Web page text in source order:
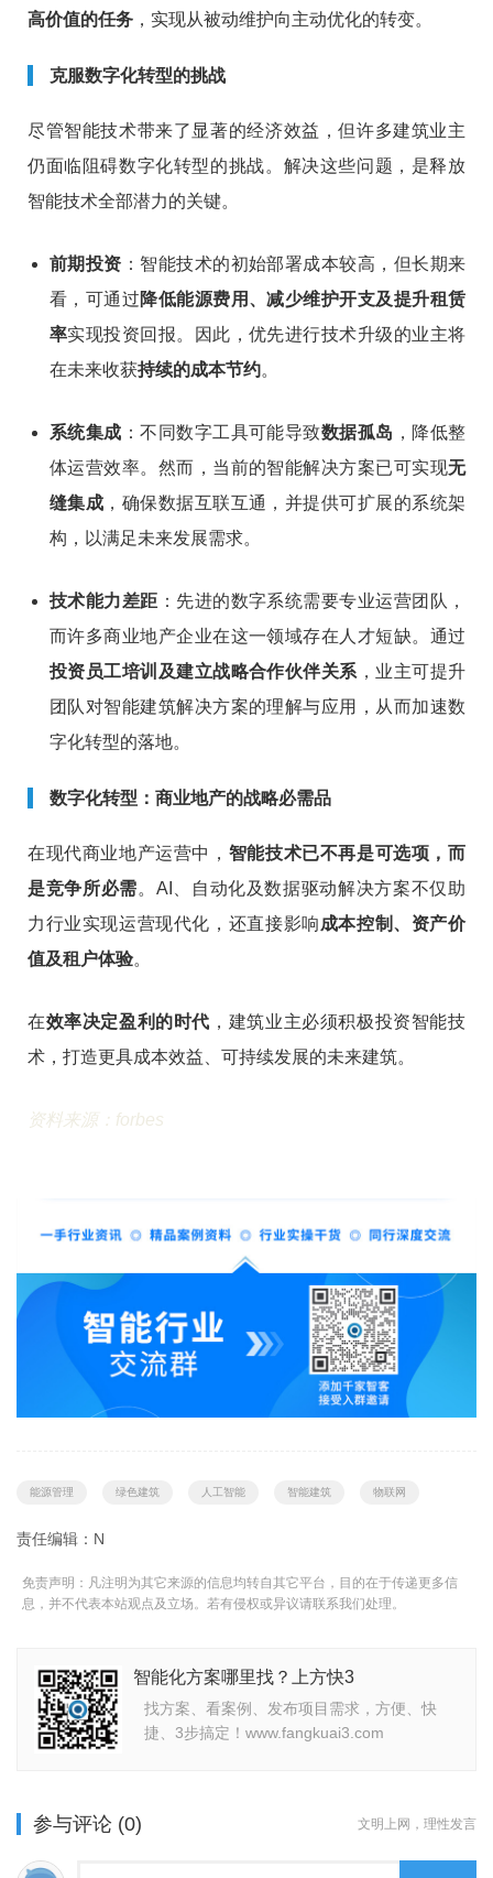
高价值的任务 ，实现从被动维护向主动优化的转变。
克服数字化转型的挑战
尽管智能技术带来了显著的经济效益，但许多建筑业主
仍面临阻碍数字化转型的挑战。解决这些问题，是释放
智能技术全部潜力的关键。
前期投资 ：智能技术的初始部署成本较高，但长期来
看，可通过降低能源费用、减少维护开支及提升租赁
率实现投资回报。因此，优先进行技术升级的业主将
在未来收获持续的成本节约。
系统集成 ：不同数字工具可能导致数据孤岛 ，降低整
体运营效率。然而，当前的智能解决方案已可实现无
缝集成 ，确保数据互联互通，并提供可扩展的系统架
构，以满足未来发展需求。
技术能力差距 ：先进的数字系统需要专业运营团队，
而许多商业地产企业在这一领域存在人才短缺。通过
投资员工培训及建立战略合作伙伴关系，业主可提升
团队对智能建筑解决方案的理解与应用，从而加速数
字化转型的落地。
数字化转型：商业地产的战略必需品
在现代商业地产运营中， 智能技术已不再是可选项，而
是竞争所必需。AI、自动化及数据驱动解决方案不仅助
力行业实现运营现代化，还直接影响成本控制、资产价
值及租户体验。
在效率决定盈利的时代 ，建筑业主必须积极投资智能技
术，打造更具成本效益、可持续发展的未来建筑。
资料来源： forbes
能源管理 绿色建筑 人工智能 智能建筑 物联网
责任编辑：N
免责声明：凡注明为其它来源的信息均转自其它平台，目的在于传递更多信
息，并不代表本站观点及立场。若有侵权或异议请联系我们处理。
智能化方案哪里找？上方快3
找方案、看案例、发布项目需求，方便、快
捷、3步搞定！www.fangkuai3.com
参与评论 (0) 文明上网，理性发言